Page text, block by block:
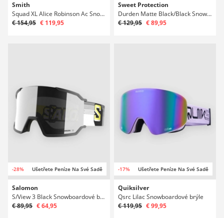
Smith
Squad XL Alice Robinson Ac Snowboardové brýle
€ 154,95 € 119,95
Sweet Protection
Durden Matte Black/Black Snowboardové brýle
€ 129,95 € 89,95
-28% Ušetřete Peníze Na Své Sadě
Salomon
S/View 3 Black Snowboardové brýle
€ 89,95 € 64,95
-17% Ušetřete Peníze Na Své Sadě
Quiksilver
Qsrc Lilac Snowboardové brýle
€ 119,95 € 99,95